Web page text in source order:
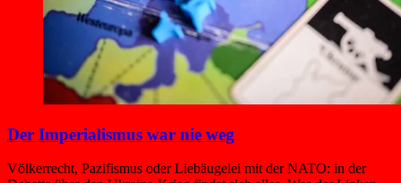
Der Imperialismus war nie weg
Völkerrecht, Pazifismus oder Liebäugelei mit der NATO: in der